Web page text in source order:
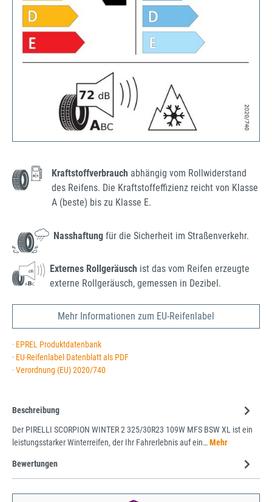
Kraftstoffverbrauch abhängig vom Rollwiderstand
des Reifens. Die Kraftstoffeffizienz reicht von Klasse
A (beste) bis zu Klasse E.
Nasshaftung für die Sicherheit im Straßenverkehr.
Externes Rollgeräusch ist das vom Reifen erzeugte
externe Rollgeräusch, gemessen in Dezibel.
Mehr Informationen zum EU-Reifenlabel
· EPREL Produktdatenbank
· EU-Reifenlabel Datenblatt als PDF
· Verordnung (EU) 2020/740
Beschreibung
Der PIRELLI SCORPION WINTER 2 325/30R23 109W MFS BSW XL ist ein
leistungsstarker Winterreifen, der Ihr Fahrerlebnis auf ein…Mehr
Bewertungen